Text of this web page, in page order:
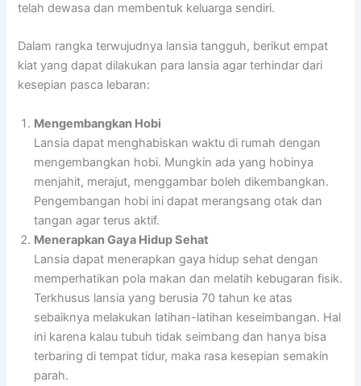
telah dewasa dan membentuk keluarga sendiri.
Dalam rangka terwujudnya lansia tangguh, berikut empat
kiat yang dapat dilakukan para lansia agar terhindar dari
kesepian pasca lebaran:
Mengembangkan Hobi
Lansia dapat menghabiskan waktu di rumah dengan
mengembangkan hobi. Mungkin ada yang hobinya
menjahit, merajut, menggambar boleh dikembangkan.
Pengembangan hobi ini dapat merangsang otak dan
tangan agar terus aktif.
Menerapkan Gaya Hidup Sehat
Lansia dapat menerapkan gaya hidup sehat dengan
memperhatikan pola makan dan melatih kebugaran fisik.
Terkhusus lansia yang berusia 70 tahun ke atas
sebaiknya melakukan latihan-latihan keseimbangan. Hal
ini karena kalau tubuh tidak seimbang dan hanya bisa
terbaring di tempat tidur, maka rasa kesepian semakin
parah.